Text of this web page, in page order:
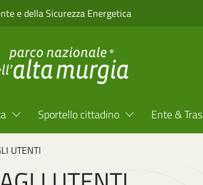
e della Sicurezza Energetica
Sportello cittadino Ente &
UTENTI